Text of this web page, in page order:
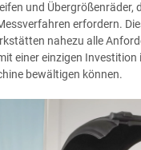
und Übergrößenräder,
erfordern.
nahezu alle
einer einzigen Investition
bewältigen können.